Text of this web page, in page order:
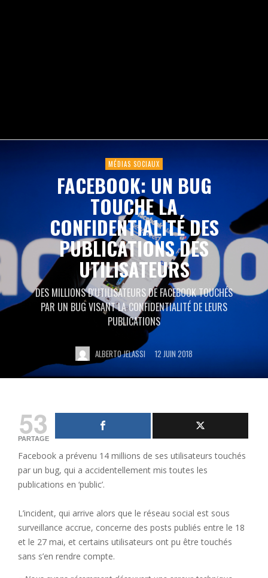
MÉDIAS SOCIAUX
FACEBOOK: UN BUG
TOUCHE LA
CONFIDENTIALITÉ DES
PUBLICATIONS DES
UTILISATEURS
DES MILLIONS D'UTILISATEURS DE FACEBOOK TOUCHÉS
PAR UN BUG VISANT LA CONFIDENTIALITÉ DE LEURS
PUBLICATIONS
ALBERTO JELASSI 12 JUIN 2018
53
PARTAGE
Facebook a prévenu 14 millions de ses utilisateurs touchés
par un bug, qui a accidentellement mis toutes les
publications en ‘public’.
L’incident, qui arrive alors que le réseau social est sous
surveillance accrue, concerne des posts publiés entre le 18
et le 27 mai, et certains utilisateurs ont pu être touchés
sans s’en rendre compte.